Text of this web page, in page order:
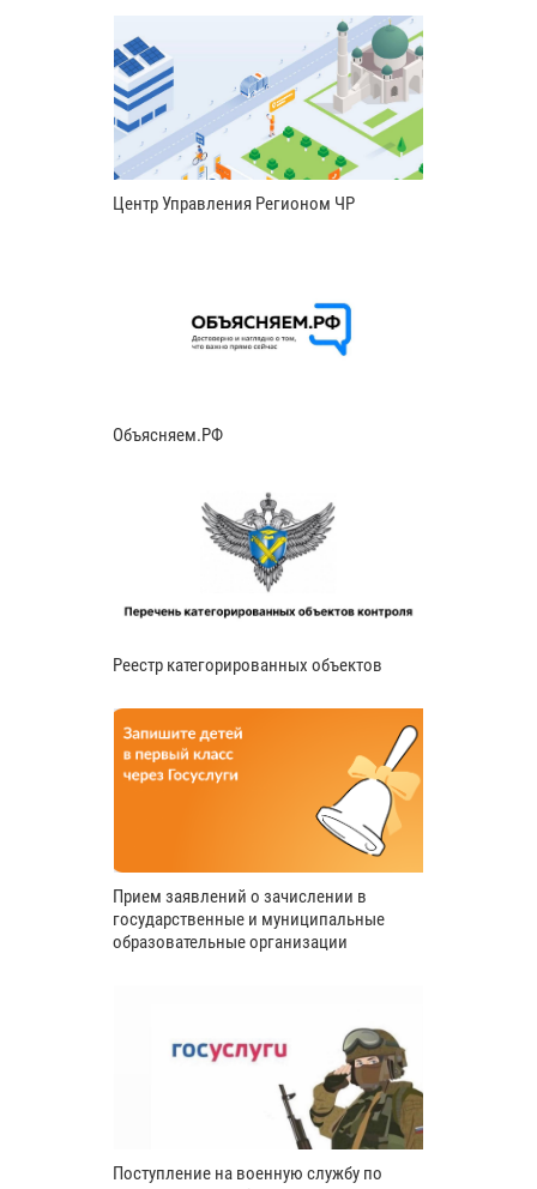
Центр Управления Регионом ЧР
Объясняем.РФ
Реестр категорированных объектов
Прием заявлений о зачислении в
государственные и муниципальные
образовательные организации
Поступление на военную службу по